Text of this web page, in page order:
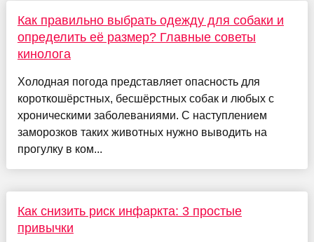
Как правильно выбрать одежду для собаки и
определить её размер? Главные советы
кинолога
Холодная погода представляет опасность для
короткошёрстных, бесшёрстных собак и любых с
хроническими заболеваниями. С наступлением
заморозков таких животных нужно выводить на
прогулку в ком...
Как снизить риск инфаркта: 3 простые
привычки